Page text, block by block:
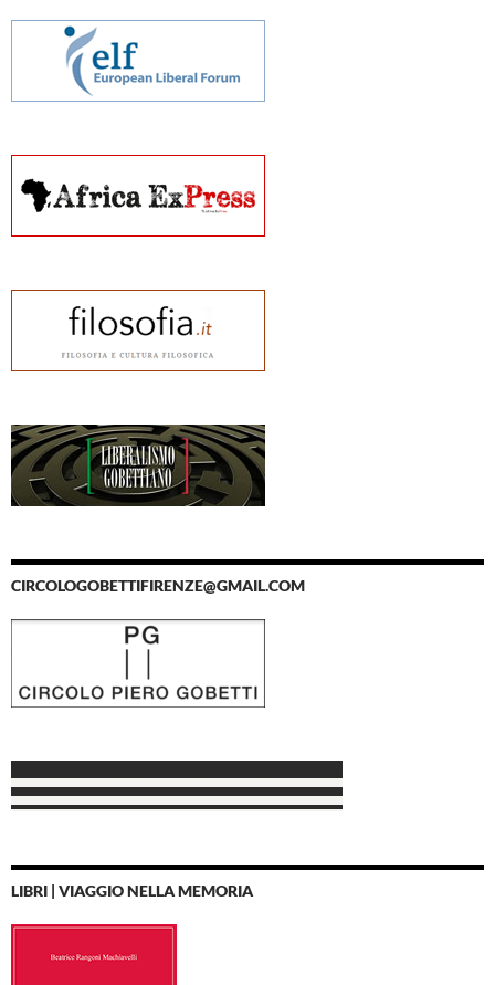
CIRCOLOGOBETTIFIRENZE@GMAIL.COM
LIBRI | VIAGGIO NELLA MEMORIA